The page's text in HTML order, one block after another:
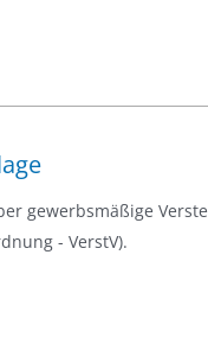
gewerbsmäßige
- VerstV).